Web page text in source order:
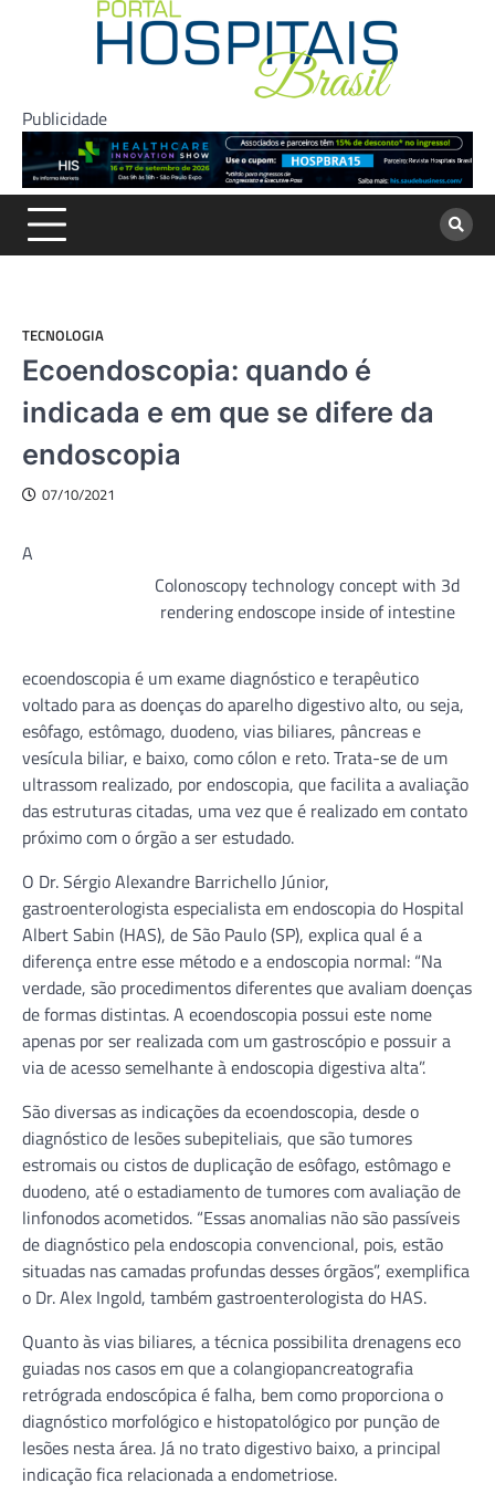
Publicidade
TECNOLOGIA
Ecoendoscopia: quando é
indicada e em que se difere da
endoscopia
07/10/2021
Colonoscopy technology concept with 3d
rendering endoscope inside of intestine
A
ecoendoscopia é um exame diagnóstico e terapêutico
voltado para as doenças do aparelho digestivo alto, ou seja,
esôfago, estômago, duodeno, vias biliares, pâncreas e
vesícula biliar, e baixo, como cólon e reto. Trata-se de um
ultrassom realizado, por endoscopia, que facilita a avaliação
das estruturas citadas, uma vez que é realizado em contato
próximo com o órgão a ser estudado.
O Dr. Sérgio Alexandre Barrichello Júnior,
gastroenterologista especialista em endoscopia do Hospital
Albert Sabin (HAS), de São Paulo (SP), explica qual é a
diferença entre esse método e a endoscopia normal: “Na
verdade, são procedimentos diferentes que avaliam doenças
de formas distintas. A ecoendoscopia possui este nome
apenas por ser realizada com um gastroscópio e possuir a
via de acesso semelhante à endoscopia digestiva alta”.
São diversas as indicações da ecoendoscopia, desde o
diagnóstico de lesões subepiteliais, que são tumores
estromais ou cistos de duplicação de esôfago, estômago e
duodeno, até o estadiamento de tumores com avaliação de
linfonodos acometidos. “Essas anomalias não são passíveis
de diagnóstico pela endoscopia convencional, pois, estão
situadas nas camadas profundas desses órgãos”, exemplifica
o Dr. Alex Ingold, também gastroenterologista do HAS.
Quanto às vias biliares, a técnica possibilita drenagens eco
guiadas nos casos em que a colangiopancreatografia
retrógrada endoscópica é falha, bem como proporciona o
diagnóstico morfológico e histopatológico por punção de
lesões nesta área. Já no trato digestivo baixo, a principal
indicação fica relacionada a endometriose.